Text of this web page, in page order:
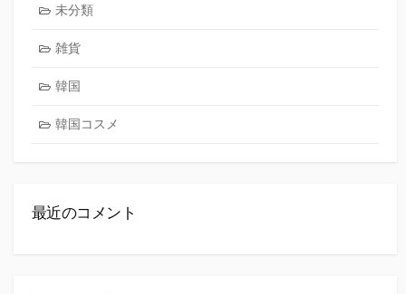
未分類
雑貨
韓国
韓国コスメ
最近のコメント